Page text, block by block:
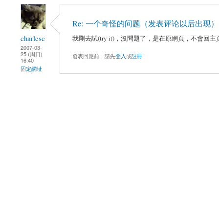
charlesc
2007-03-
25 (周日)
16:40
固定網址
Re: 一个奇怪的问题（发表评论以后出现）
我剛去試(try it)，沒問題了，是在原網頁，不會回主
發表回應前，請先登入或註冊